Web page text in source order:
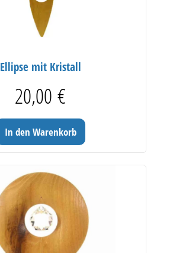
Ellipse mit Kristall
20,00 €
In den Warenkorb